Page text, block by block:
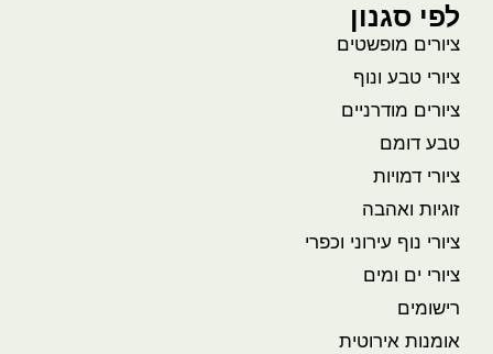
לפי סגנון
ציורים מופשטים
ציורי טבע ונוף
ציורים מודרניים
טבע דומם
ציורי דמויות
זוגיות ואהבה
ציורי נוף עירוני וכפרי
ציורי ים ומים
רישומים
אומנות אירוטית